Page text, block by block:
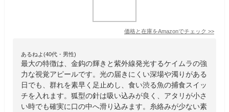
価格と在庫をAmazonでチェック >>
あるねよ(40代・男性)
最大の特徴は、金鈎の輝きと紫外線発光するケイムラの強
力な視覚アピールです。光の届きにくい深場や濁りがある
日でも、群れを素早く足止めし、食い渋る魚の捕食スイッ
チを入れます。狐型の針は吸い込みが良く、アタリが小さ
い時でも確実に口の中へ滑り込みます。糸絡みが少ない素